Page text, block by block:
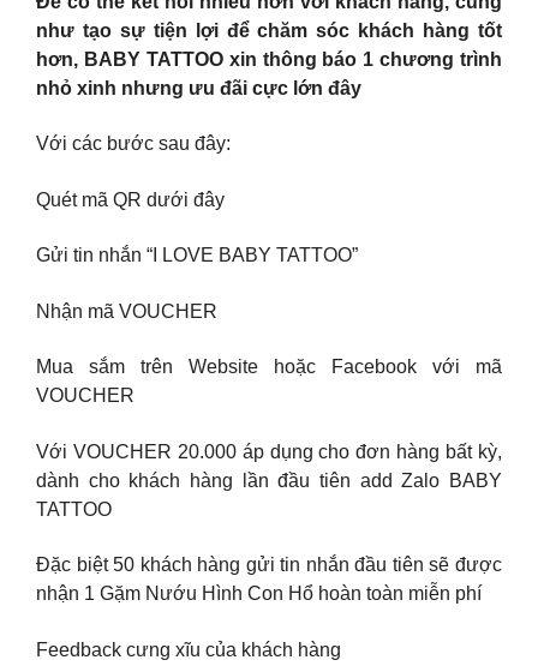
như tạo sự tiện lợi để chăm sóc khách hàng tốt
hơn, BABY TATTOO xin thông báo 1 chương trình
nhỏ xinh nhưng ưu đãi cực lớn đây
Với các bước sau đây:
Quét mã QR dưới đây
Gửi tin nhắn “I LOVE BABY TATTOO”
Nhận mã VOUCHER
Mua sắm trên Website hoặc Facebook với mã
VOUCHER
Với VOUCHER 20.000 áp dụng cho đơn hàng bất kỳ,
dành cho khách hàng lần đầu tiên add Zalo BABY
TATTOO
Đặc biệt 50 khách hàng gửi tin nhắn đầu tiên sẽ được
nhận 1 Gặm Nướu Hình Con Hổ hoàn toàn miễn phí
Feedback cưng xĩu của khách hàng